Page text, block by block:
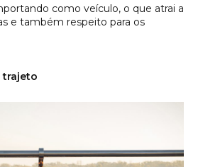
como veículo, o que atrai a
e também respeito para os
trajeto